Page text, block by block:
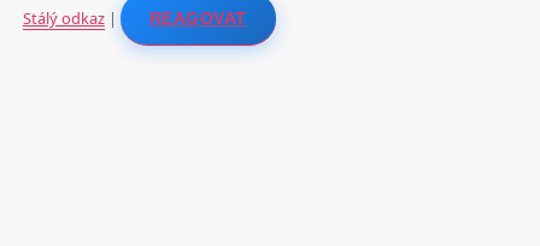
Stálý odkaz| REAGOVAT